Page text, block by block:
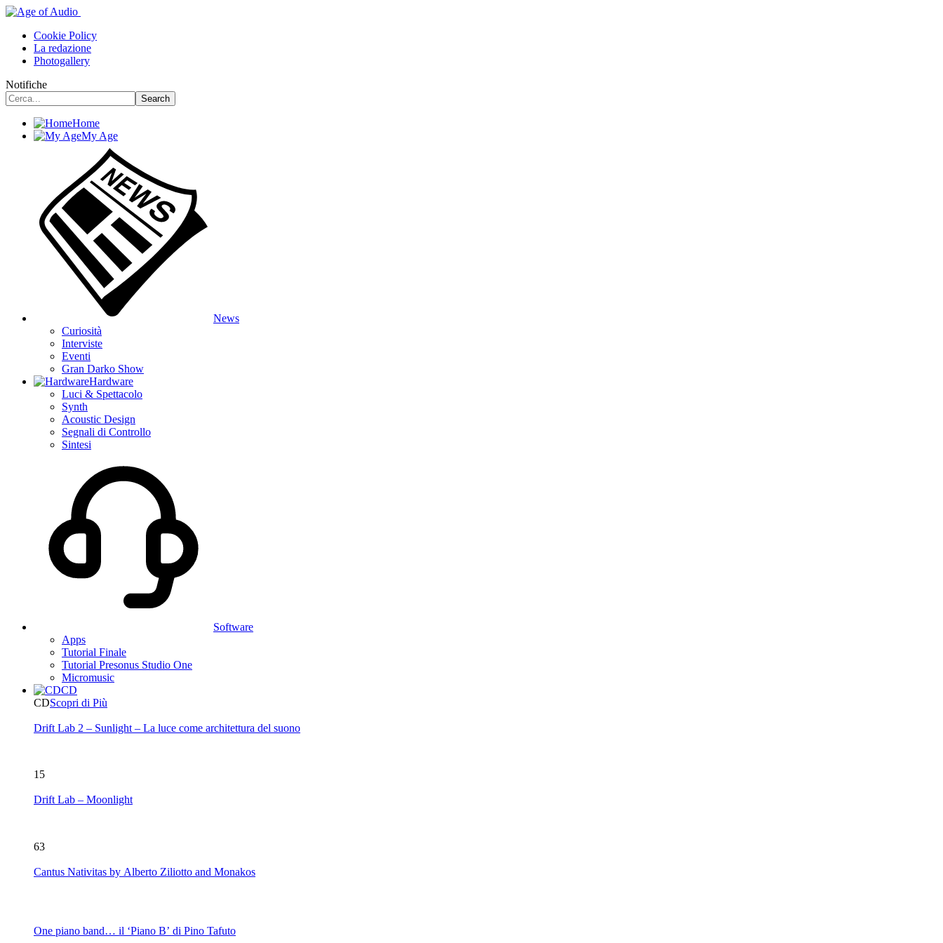
Cookie Policy
La redazione
Photogallery
Notifiche
Home
My Age
News
Curiosità
Interviste
Eventi
Gran Darko Show
Hardware
Luci & Spettacolo
Synth
Acoustic Design
Segnali di Controllo
Sintesi
Software
Apps
Tutorial Finale
Tutorial Presonus Studio One
Micromusic
CD
CDScopri di Più
Drift Lab 2 – Sunlight – La luce come architettura del suono
15
Drift Lab – Moonlight
63
Cantus Nativitas by Alberto Ziliotto and Monakos
One piano band… il ‘Piano B’ di Pino Tafuto